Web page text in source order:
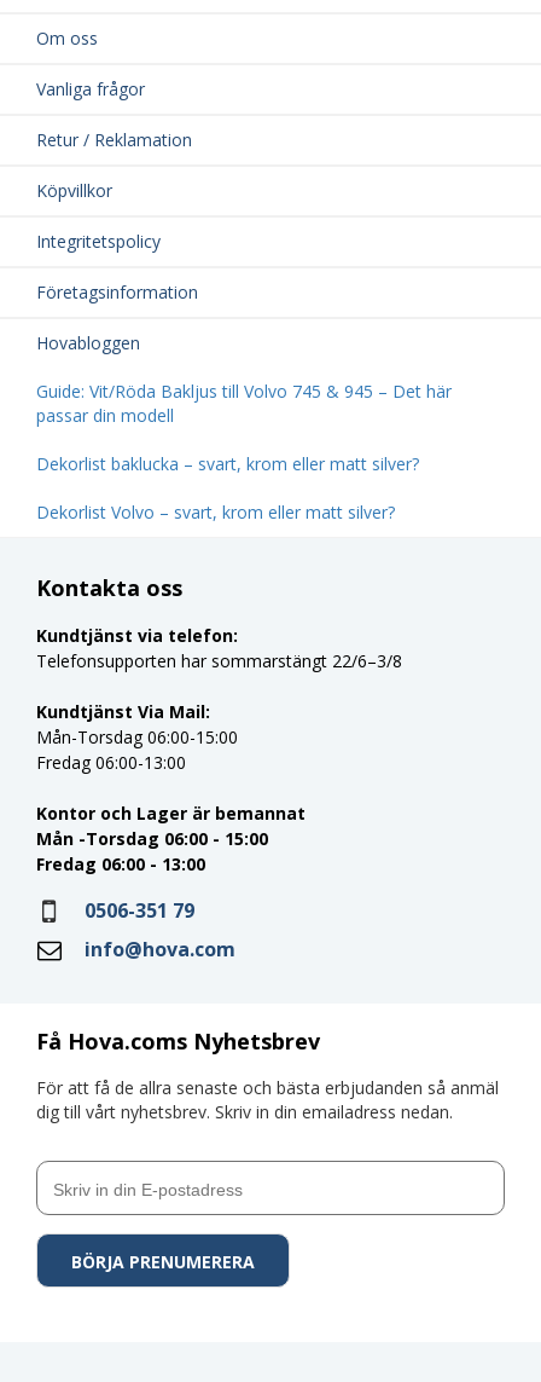
Om oss
Vanliga frågor
Retur / Reklamation
Köpvillkor
Integritetspolicy
Företagsinformation
Hovabloggen
Guide: Vit/Röda Bakljus till Volvo 745 & 945 – Det här
passar din modell
Dekorlist baklucka – svart, krom eller matt silver?
Dekorlist Volvo – svart, krom eller matt silver?
Få Hova.coms Nyhetsbrev
För att få de allra senaste och bästa erbjudanden så anmäl
dig till vårt nyhetsbrev. Skriv in din emailadress nedan.
Kontakta oss
Kundtjänst via telefon:
Telefonsupporten har sommarstängt 22/6–3/8
Kundtjänst Via Mail:
Mån-Torsdag 06:00-15:00
Fredag 06:00-13:00
Kontor och Lager är bemannat
Mån -Torsdag 06:00 - 15:00
Fredag 06:00 - 13:00
0506-351 79
info@hova.com